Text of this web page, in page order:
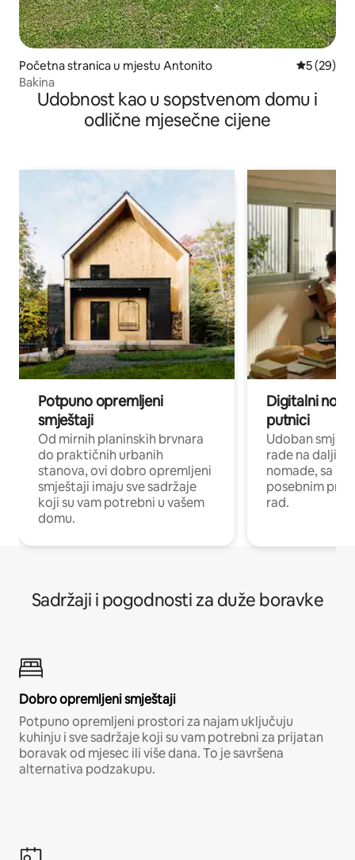
Početna stranica u mjestu Antonito prosječna
5 (29)
Bakina
Udobnost kao u sopstvenom domu i
odlične mjesečne cijene
Potpuno opremljeni
smještaji
Od mirnih planinskih brvnara
do praktičnih urbanih
stanova, ovi dobro opremljeni
smještaji imaju sve sadržaje
koji su vam potrebni u vašem
domu.
Digitalni
putnici
Udoban
rade na
nomade, sa
posebnim
rad.
Sadržaji i pogodnosti za duže boravke
Dobro opremljeni smještaji
Potpuno opremljeni prostori za najam uključuju
kuhinju i sve sadržaje koji su vam potrebni za prijatan
boravak od mjesec ili više dana. To je savršena
alternativa podzakupu.